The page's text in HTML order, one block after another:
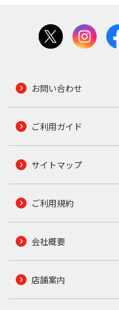
お問い合わせ
ご利用ガイド
サイトマップ
ご利用規約
会社概要
店舗案内